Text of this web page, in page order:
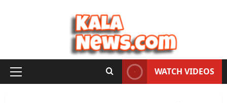
Primary
WATCH VIDEOS